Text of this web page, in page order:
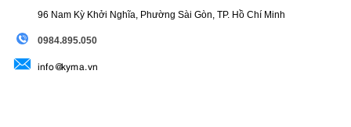
96 Nam Kỳ Khởi Nghĩa, Phường Sài Gòn, TP. Hồ Chí Minh
0984.895.050
info@kyma.vn